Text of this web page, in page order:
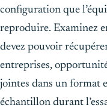
configuration que
reproduire. Examinez
devez pouvoir
entreprises,
jointes dans un format
échantillon durant